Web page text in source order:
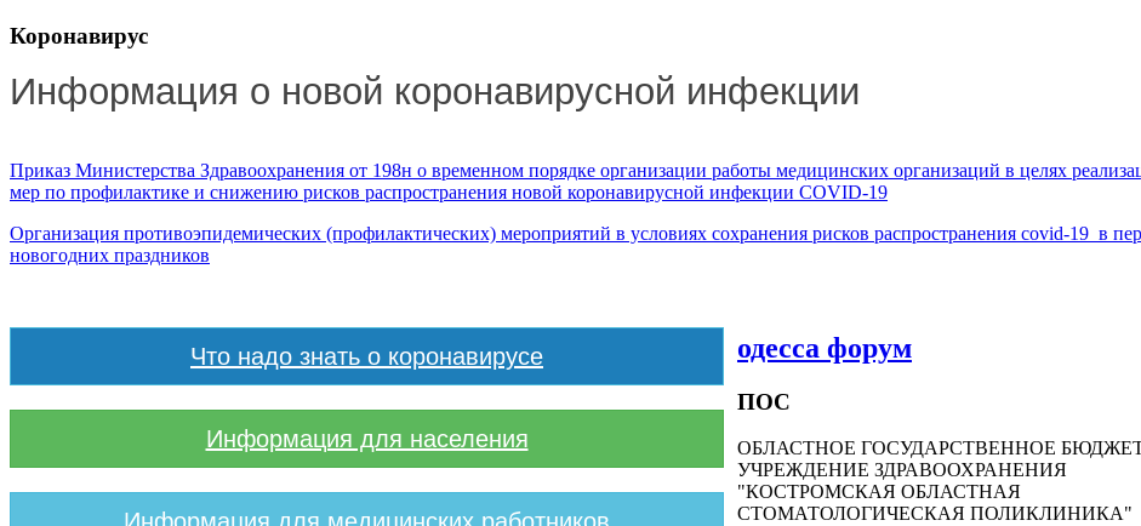
Коронавирус
Информация о новой коронавирусной инфекции
Приказ Министерства Здравоохранения от 198н о временном порядке организации работы медицинских организаций в целях
мер по профилактике и снижению рисков распространения новой коронавирусной инфекции COVID-19
Организация противоэпидемических (профилактических) мероприятий в условиях сохранения рисков распространения covid-19 в
новогодних праздников
Что надо знать о коронавирусе
Информация для населения
одесса форум
ПОС
ОБЛАСТНОЕ ГОСУДАРСТВЕННОЕ
УЧРЕЖДЕНИЕ ЗДРАВООХРАНЕНИЯ
"КОСТРОМСКАЯ ОБЛАСТНАЯ
СТОМАТОЛОГИЧЕСКАЯ ПОЛИКЛИНИКА"